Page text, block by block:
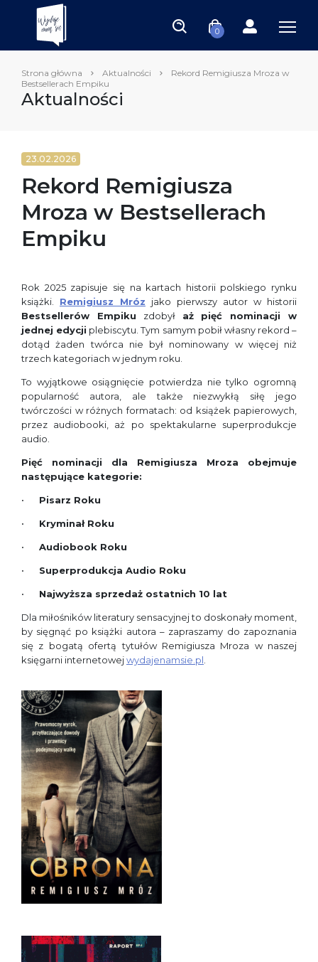
0
Strona główna Aktualności
Rekord Remigiusza Mroza w
Bestsellerach Empiku
Aktualności
23.02.2026
Rekord Remigiusza
Mroza w Bestsellerach
Empiku
Rok 2025 zapisuje się na kartach historii polskiego rynku
książki. Remigiusz Mróz jako pierwszy autor w historii
Bestsellerów Empiku zdobył aż pięć nominacji w
jednej edycji plebiscytu. Tym samym pobił własny rekord –
dotąd żaden twórca nie był nominowany w więcej niż
trzech kategoriach w jednym roku.
To wyjątkowe osiągnięcie potwierdza nie tylko ogromną
popularność autora, ale także niezwykłą siłę jego
twórczości w różnych formatach: od książek papierowych,
przez audiobooki, aż po spektakularne superprodukcje
audio.
Pięć nominacji dla Remigiusza Mroza obejmuje
następujące kategorie:
Pisarz Roku
Kryminał Roku
Audiobook Roku
Superprodukcja Audio Roku
Najwyższa sprzedaż ostatnich 10 lat
Dla miłośników literatury sensacyjnej to doskonały moment,
by sięgnąć po książki autora – zapraszamy do zapoznania
się z bogatą ofertą tytułów Remigiusza Mroza w naszej
księgarni internetowejwydajenamsie.pl